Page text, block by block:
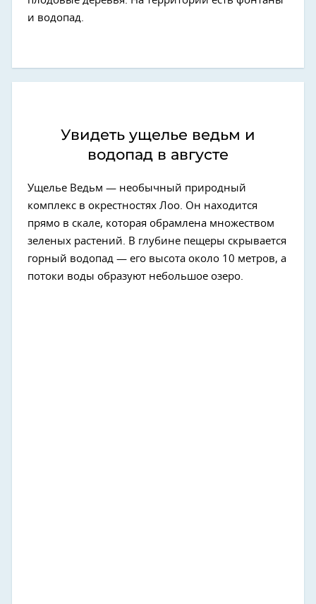
и водопад.
Увидеть ущелье ведьм и
водопад в августе
Ущелье Ведьм — необычный природный
комплекс в окрестностях Лоо. Он находится
прямо в скале, которая обрамлена множеством
зеленых растений. В глубине пещеры скрывается
горный водопад — его высота около 10 метров, а
потоки воды образуют небольшое озеро.